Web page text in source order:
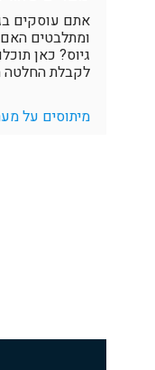
אתם עוסקים
ומתלבטים
גיוס? כאן
לקבלת החלטה
מיתוסים על